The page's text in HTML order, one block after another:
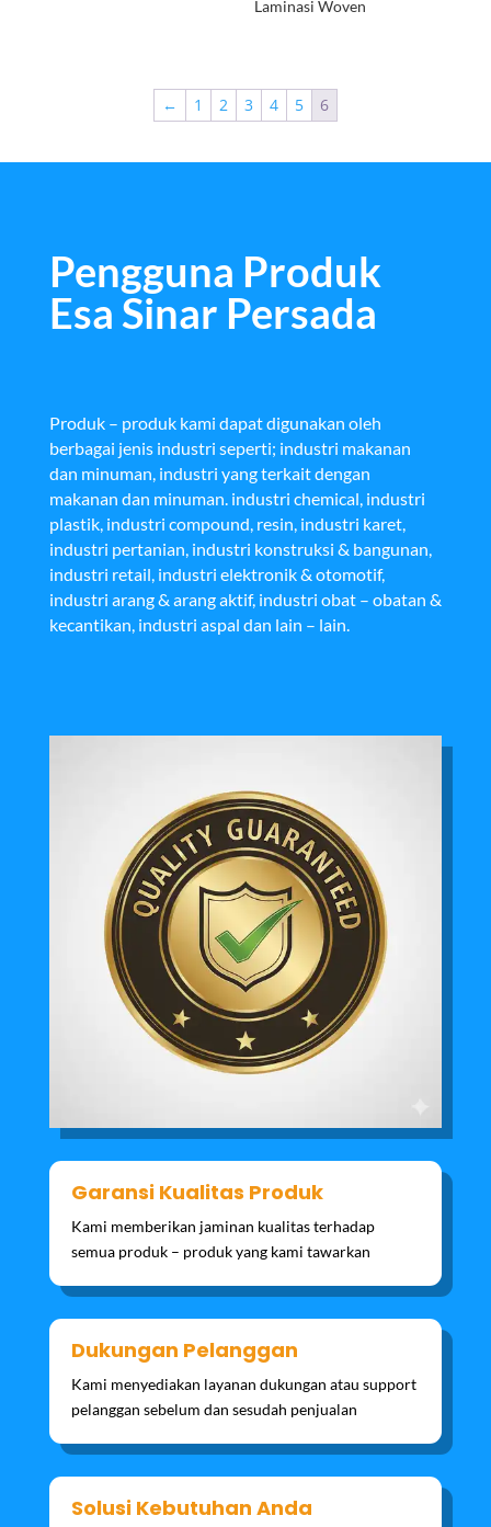
Laminasi Woven
← 1 2 3 4 5 6
Pengguna Produk
Esa Sinar Persada
Produk – produk kami dapat digunakan oleh
berbagai jenis industri seperti; industri makanan
dan minuman, industri yang terkait dengan
makanan dan minuman. industri chemical, industri
plastik, industri compound, resin, industri karet,
industri pertanian, industri konstruksi & bangunan,
industri retail, industri elektronik & otomotif,
industri arang & arang aktif, industri obat – obatan &
kecantikan, industri aspal dan lain – lain.
Garansi Kualitas Produk
Kami memberikan jaminan kualitas terhadap
semua produk – produk yang kami tawarkan
Dukungan Pelanggan
Kami menyediakan layanan dukungan atau support
pelanggan sebelum dan sesudah penjualan
Solusi Kebutuhan Anda